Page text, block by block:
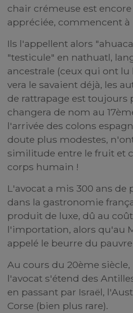
chair crémeuse est
appréciée, commencent à
Ils l'appellent alors
"testicule" en nathuatl,
ancestrale (ceux qui ont
vera le savaient déjà, les
de rattrapage est toujours
changera de nom au
l'arrivée des colons
doute plus modestes,
similitude entre le fruit et
corps humain !
L'avocat a mis 300 ans de
dans la gastronomie
produit de luxe, dû au
l'importation, alors qu'au
appelé le beurre du
Au cours du 20ème
l'avocat s'étend des
en passant par Israël,
Corse (bien plus rare).